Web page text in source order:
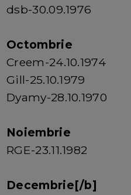
dsb-30.09.1976
Octombrie
Creem-24.10.1974
Gill-25.10.1979
Dyamy-28.10.1970
Noiembrie
RGE-23.11.1982
Decembrie[/b]